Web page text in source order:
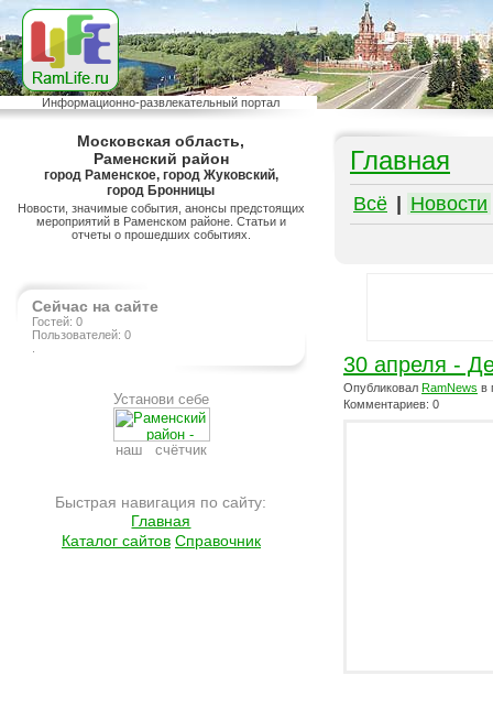
Информационно-развлекательный портал
Московская область,
Раменский район
город Раменское, город Жуковский,
город Бронницы
Новости, значимые события, анонсы предстоящих
мероприятий в Раменском районе. Статьи и
отчеты о прошедших событиях.
Сейчас на сайте
Гостей: 0
Пользователей: 0
Установи себе
наш счётчик
Быстрая навигация по сайту:
Главная
Каталог сайтов Справочник
Главная
Всё Новости
30 апреля -
Опубликовал RamNews в
Комментариев: 0